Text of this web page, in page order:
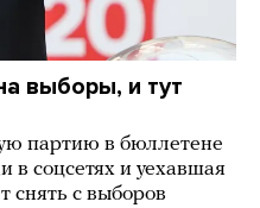
выборы, и тут
партию в бюллетене
соцсетях и уехавшая
снять с выборов